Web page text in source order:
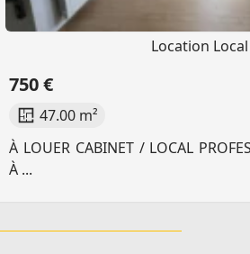
Location
750 €
47.00 m²
À LOUER CABINET / LOCAL
À ...